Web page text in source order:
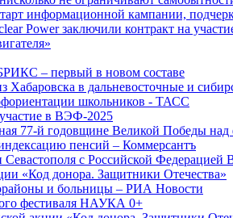
информационной кампании,
Power заключили контракт на
– первый в новом составе
Хабаровска в дальневосточные и
школьников - ТАСС
в ВЭФ-2025
77-й годовщине Великой Победы
пенсий – Коммерсантъ
с Российской Федерацией
«Код донора. Защитники Отечества»
и больницы – РИА Новости
фестиваля НАУКА 0+